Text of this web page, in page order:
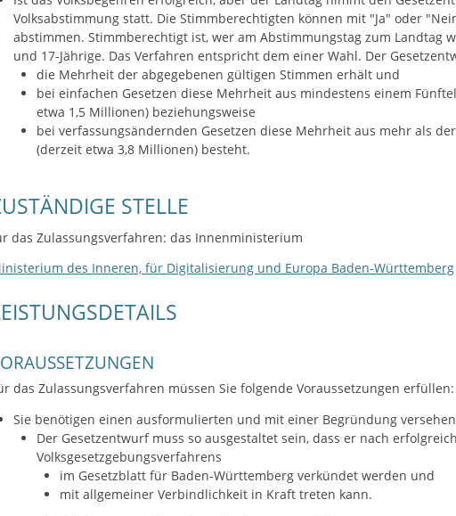
Volksabstimmung statt. Die Stimmberechtigten können mit "Ja" oder
abstimmen. Stimmberechtigt ist, wer am Abstimmungstag zum Landtag
und 17-Jährige. Das Verfahren entspricht dem einer Wahl. Der
die Mehrheit der abgegebenen gültigen Stimmen erhält und
bei einfachen Gesetzen diese Mehrheit aus mindestens einem
etwa 1,5 Millionen) beziehungsweise
bei verfassungsändernden Gesetzen diese Mehrheit aus mehr als
(derzeit etwa 3,8 Millionen) besteht.
STELLE
das Zulassungsverfahren: das Innenministerium
des Inneren, für Digitalisierung und Europa Baden-Württemberg
das Zulassungsverfahren müssen Sie folgende Voraussetzungen erfüllen:
Sie benötigen einen ausformulierten und mit einer Begründung
Der Gesetzentwurf muss so ausgestaltet sein, dass er nach
Volksgesetzgebungsverfahrens
im Gesetzblatt für Baden-Württemberg verkündet werden und
mit allgemeiner Verbindlichkeit in Kraft treten kann.